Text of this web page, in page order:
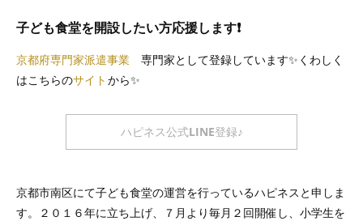
子ども食堂を開設したい方応援します❗️
京都府専門家派遣事業 専門家として登録しています✨くわしく
はこちらのサイト から✨
ハピネス公式LINE登録♪
京都市南区にて子ども食堂の運営を行っているハピネスと申しま
す。２０１６年に立ち上げ、７月より毎月２回開催し、小学生を